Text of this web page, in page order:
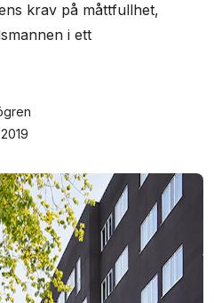
krav på måttfullhet,
i ett